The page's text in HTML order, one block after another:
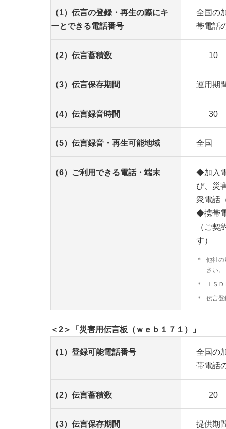
（1）伝言の登録・再生の際にキ
ーとできる電話番号
全国の
帯電話
（2）伝言蓄積数 10
（3）伝言保存期間 運用期
（4）伝言録音時間 30
（5）伝言録音・再生可能地域 全国
（6）ご利用できる電話・端末
◆加入
び、災
衆電話
◆携帯
（ご
す）
＊
他社の
さい。
＊
ＩＳ
＊
伝言登
＜2＞「災害用伝言板（ｗｅｂ１７１）」
（1）登録可能電話番号
全国の
帯電話
（2）伝言蓄積数 20
（3）伝言保存期間 提供期